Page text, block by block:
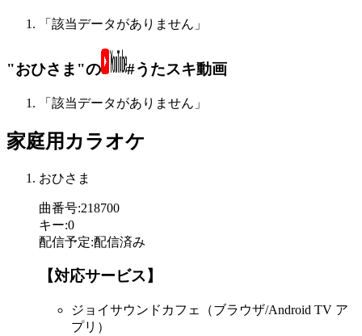
「該当データがありません」
"おひさま"の #うたスキ動画
「該当データがありません」
家庭用カラオケ
おひさま
曲番号:218700
キー:0
配信予定:配信済み
【対応サービス】
ジョイサウンドカフェ（ブラウザ/Android TV ア
プリ）